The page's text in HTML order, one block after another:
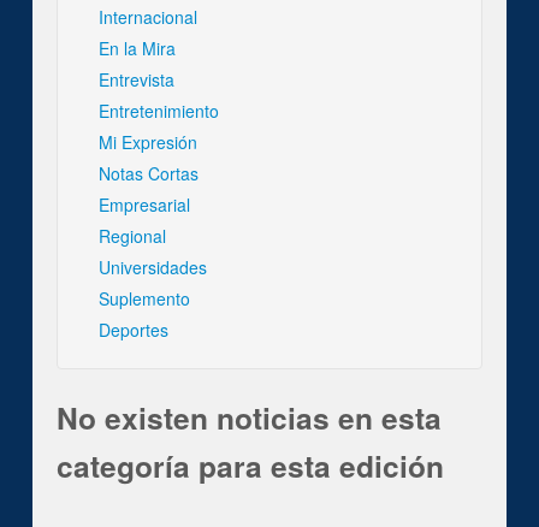
Contacto
Internacional
En la Mira
Entrevista
Entretenimiento
Mi Expresión
Notas Cortas
Empresarial
Regional
Universidades
Suplemento
Deportes
No existen noticias en esta
categoría para esta edición